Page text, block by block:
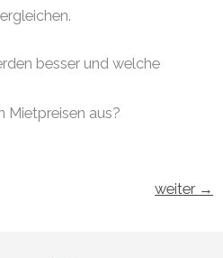
besser und welche
Mietpreisen aus?
weiter →